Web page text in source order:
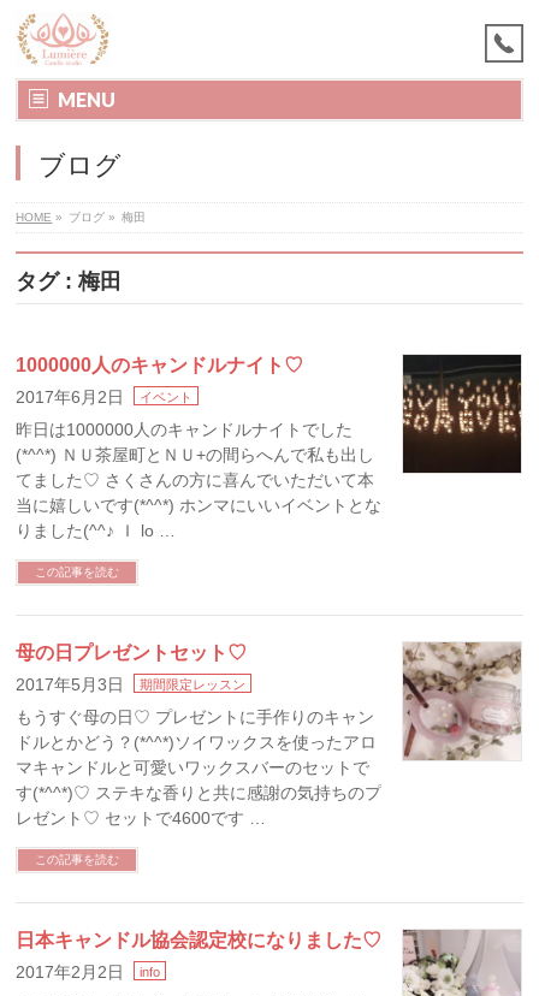
MENU
ブログ
HOME » ブログ » 梅田
タグ : 梅田
1000000人のキャンドルナイト♡
2017年6月2日 イベント
昨日は1000000人のキャンドルナイトでした
(*^^*) ＮＵ茶屋町とＮＵ+の間らへんで私も出し
てました♡ さくさんの方に喜んでいただいて本
当に嬉しいです(*^^*) ホンマにいいイベントとな
りました(^^♪ Ｉ lo …
この記事を読む
母の日プレゼントセット♡
2017年5月3日 期間限定レッスン
もうすぐ母の日♡ プレゼントに手作りのキャン
ドルとかどう？(*^^*)ソイワックスを使ったアロ
マキャンドルと可愛いワックスバーのセットで
す(*^^*)♡ ステキな香りと共に感謝の気持ちのプ
レゼント♡ セットで4600です …
この記事を読む
日本キャンドル協会認定校になりました♡
2017年2月2日 info